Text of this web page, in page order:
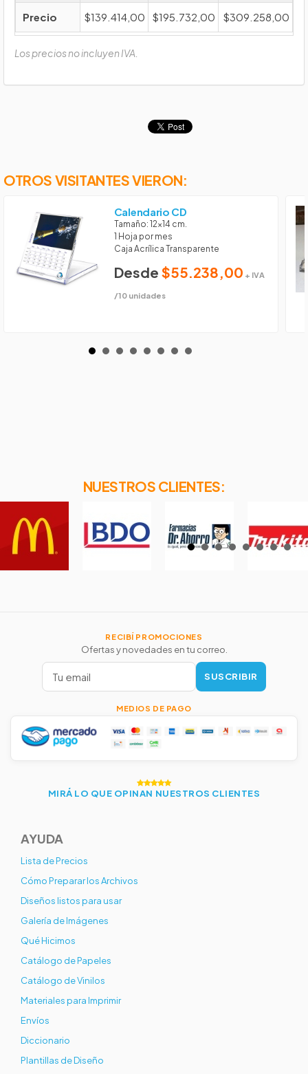
Precio $139.414,00 $195.732,00 $309.258,00
Los precios no incluyen IVA.
OTROS VISITANTES VIERON:
Calendario CD
Tamaño: 12x14 cm.
1 Hoja por mes
Caja Acrílica Transparente
Desde $55.238,00 + IVA
/10 unidades
NUESTROS CLIENTES:
RECIBÍ PROMOCIONES
Ofertas y novedades en tu correo.
SUSCRIBIR
MEDIOS DE PAGO
MIRÁ LO QUE OPINAN NUESTROS CLIENTES
AYUDA
Lista de Precios
Cómo Preparar los Archivos
Diseños listos para usar
Galería de Imágenes
Qué Hicimos
Catálogo de Papeles
Catálogo de Vinilos
Materiales para Imprimir
Envíos
Diccionario
Plantillas de Diseño